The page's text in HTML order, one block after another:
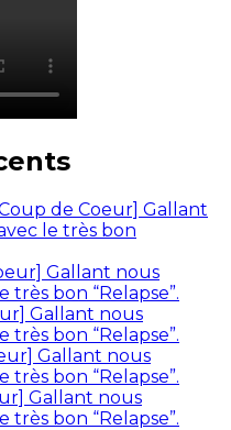
de Coeur] Gallant
le très bon
Gallant nous
bon “Relapse”.
Gallant nous
bon “Relapse”.
Gallant nous
bon “Relapse”.
Gallant nous
bon “Relapse”.